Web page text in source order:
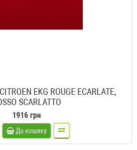
EKG ROUGE ECARLATE,
SCARLATTO
1916 грн
До кошику